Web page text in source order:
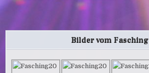
Bilder vom Fasching